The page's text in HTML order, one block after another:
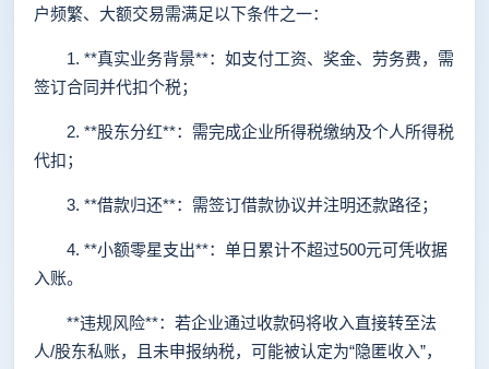
户频繁、大额交易需满足以下条件之一：
1. **真实业务背景**：如支付工资、奖金、劳务费，需
签订合同并代扣个税；
2. **股东分红**：需完成企业所得税缴纳及个人所得税
代扣；
3. **借款归还**：需签订借款协议并注明还款路径；
4. **小额零星支出**：单日累计不超过500元可凭收据
入账。
**违规风险**：若企业通过收款码将收入直接转至法
人/股东私账，且未申报纳税，可能被认定为“隐匿收入”，